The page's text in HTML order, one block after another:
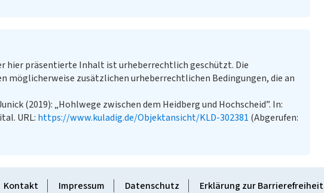
hier präsentierte Inhalt ist urheberrechtlich geschützt. Die
möglicherweise zusätzlichen urheberrechtlichen Bedingungen, die an
(2019): „Hohlwege zwischen dem Heidberg und Hochscheid”. In:
URL: https://www.kuladig.de/Objektansicht/KLD-302381 (Abgerufen:
Kontakt Impressum Datenschutz Erklärung zur Barrierefreiheit